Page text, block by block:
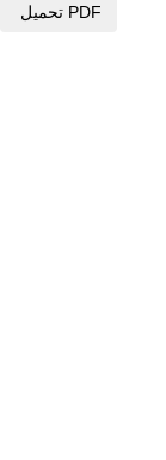
تحميل PDF